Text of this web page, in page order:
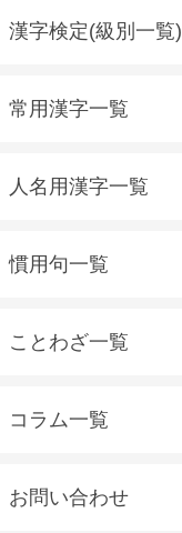
漢字検定(級別一覧)
常用漢字一覧
人名用漢字一覧
慣用句一覧
ことわざ一覧
コラム一覧
お問い合わせ